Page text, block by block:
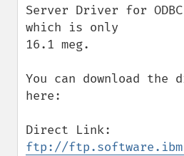
Server Driver for
which is only
16.1 meg.
You can download the
here:
ftp://